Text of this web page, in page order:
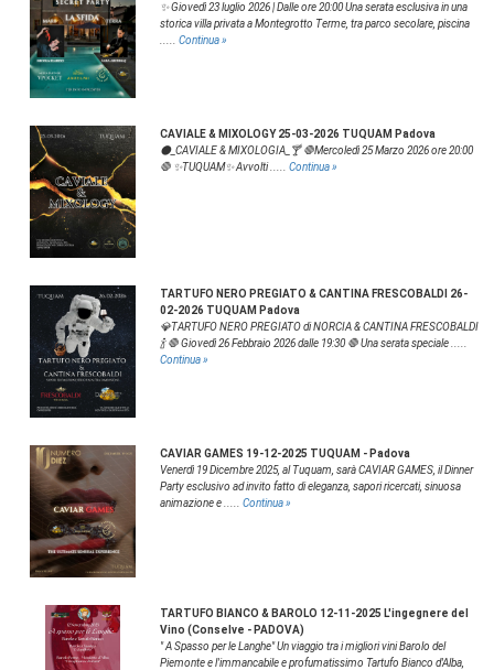
✨ Giovedì 23 luglio 2026 | Dalle ore 20:00 Una serata esclusiva in una
storica villa privata a Montegrotto Terme, tra parco secolare, piscina
Continua »
CAVIALE & MIXOLOGY 25-03-2026 TUQUAM Padova
⚫️_CAVIALE & MIXOLOGIA_🍸 🛑Mercoledì 25 Marzo 2026 ore 20:00
🛑 ✨️TUQUAM✨️ Avvolti ..... Continua »
TARTUFO NERO PREGIATO & CANTINA FRESCOBALDI 26-
02-2026 TUQUAM Padova
💎TARTUFO NERO PREGIATO di NORCIA & CANTINA FRESCOBALDI
🍾 🛑 Giovedì 26 Febbraio 2026 dalle 19:30 🛑 Una serata speciale .....
Continua »
CAVIAR GAMES 19-12-2025 TUQUAM - Padova
Venerdì 19 Dicembre 2025, al Tuquam, sarà CAVIAR GAMES, il Dinner
Party esclusivo ad invito fatto di eleganza, sapori ricercati, sinuosa
animazione e ..... Continua »
TARTUFO BIANCO & BAROLO 12-11-2025 L'ingegnere del
Vino (Conselve - PADOVA)
" A Spasso per le Langhe" Un viaggio tra i migliori vini Barolo del
Piemonte e l'immancabile e profumatissimo Tartufo Bianco d'Alba,